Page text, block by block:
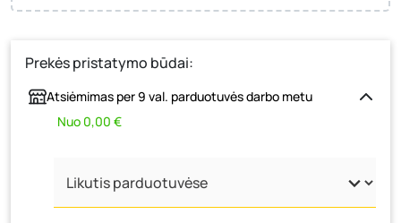
Prekės pristatymo būdai:
Atsiėmimas per 9 val. parduotuvės darbo metu
Nuo 0,00 €